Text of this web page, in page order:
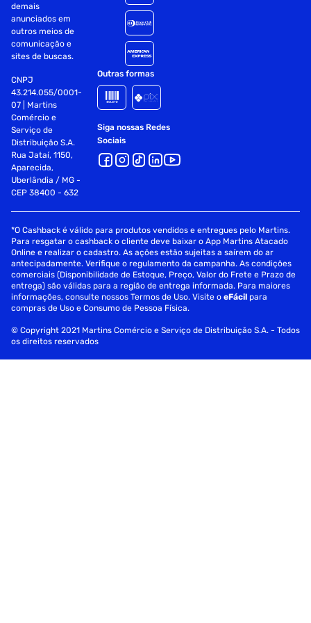
demais
anunciados em
outros meios de
comunicação e
sites de buscas.
CNPJ
43.214.055/0001-
07 | Martins
Comércio e
Serviço de
Distribuição S.A.
Rua Jataí, 1150,
Aparecida,
Uberlândia / MG -
CEP 38400 - 632
Outras formas
Siga nossas Redes
Sociais
*O Cashback é válido para produtos vendidos e entregues pelo Martins.
Para resgatar o cashback o cliente deve baixar o App Martins Atacado
Online e realizar o cadastro. As ações estão sujeitas a saírem do ar
antecipadamente. Verifique o regulamento da campanha. As condições
comerciais (Disponibilidade de Estoque, Preço, Valor do Frete e Prazo de
entrega) são válidas para a região de entrega informada. Para maiores
informações, consulte nossos Termos de Uso. Visite oeFácil para
compras de Uso e Consumo de Pessoa Física.
© Copyright 2021 Martins Comércio e Serviço de Distribuição S.A. - Todos
os direitos reservados